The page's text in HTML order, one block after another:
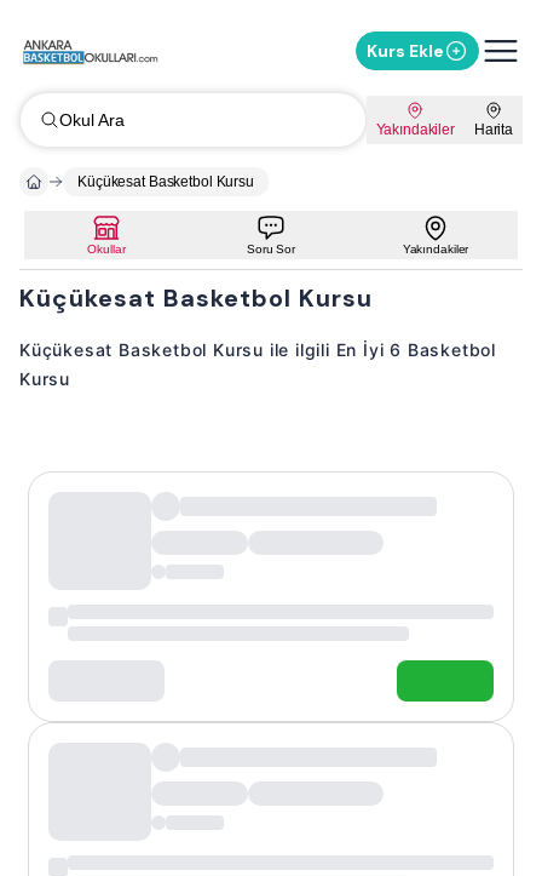
Kurs Ekle
Okul Ara Yakındakiler Harita
Küçükesat Basketbol Kursu
Okullar Soru Sor Yakındakiler
Küçükesat Basketbol Kursu
Küçükesat Basketbol Kursu ile ilgili En İyi 6 Basketbol
Kursu